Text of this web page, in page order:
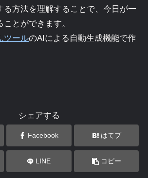
る方法を理解することで、今日が一
とができます。
ツールのAIによる自動生成機能で作
シェアする
Facebook はてブ
LINE コピー